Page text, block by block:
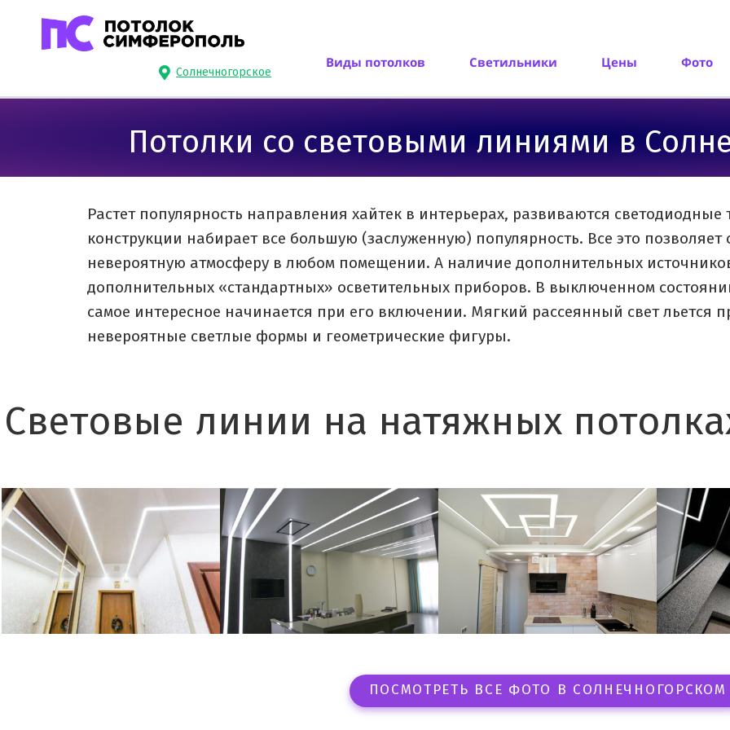
Солнечногорское
Виды потолков Светильники Цены Фото
Потолки со световыми линиями в
Растет популярность направления хайтек в интерьерах, развиваются
конструкции набирает все большую (заслуженную) популярность. Все это
невероятную атмосферу в любом помещении. А наличие дополнительных
дополнительных «стандартных» осветительных приборов. В выключенном
самое интересное начинается при его включении. Мягкий рассеянный свет льется
невероятные светлые формы и геометрические фигуры.
Световые линии на натяжных
ПОСМОТРЕТЬ ВСЕ ФОТО В СОЛНЕЧНОГОРСКОМ